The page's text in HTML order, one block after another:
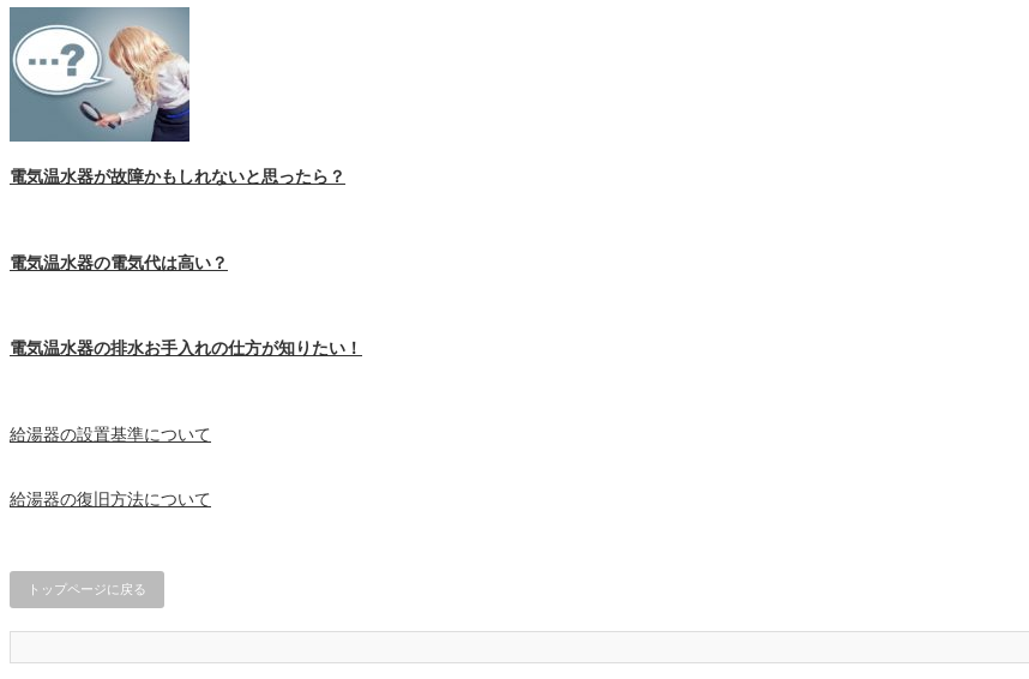
電気温水器が故障かもしれないと思ったら？
電気温水器の電気代は高い？
電気温水器の排水お手入れの仕方が知りたい！
給湯器の設置基準について
給湯器の復旧方法について
トップページに戻る